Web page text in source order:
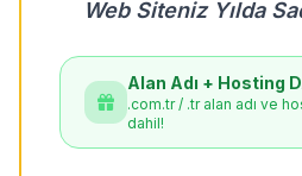
Web Siteniz Yılda
Alan Adı + Hosting
.com.tr / .tr alan adı ve
dahil!